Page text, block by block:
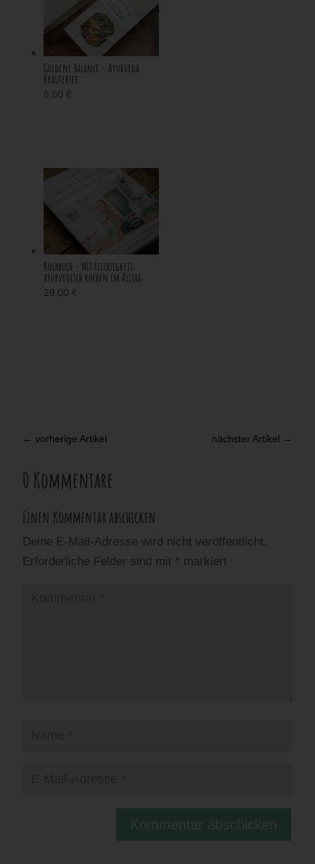
Goldene Balance – Ayurveda
Kräutertee
8,50 €
Kochbuch – Mit Leichtigkeit
ayurvedisch kochen im Alltag
29,00 €
←vorherige Artikel nächster Artikel →
0 Kommentare
Einen Kommentar abschicken
Deine E-Mail-Adresse wird nicht veröffentlicht.
Erforderliche Felder sind mit * markiert
Kommentar abschicken